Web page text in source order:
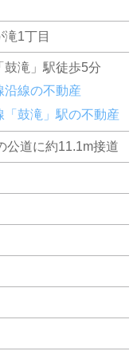
1丁目
鼓滝」駅徒歩5分
線の不動産
鼓滝」駅の不動産
公道に約11.1m接道